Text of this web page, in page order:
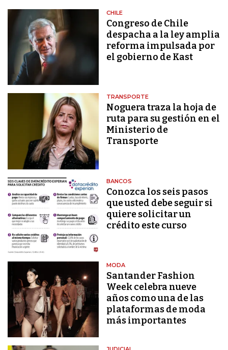
CHILE
Congreso de Chile
despacha a la ley amplia
reforma impulsada por
el gobierno de Kast
TRANSPORTE
Noguera traza la hoja de
ruta para su gestión en el
Ministerio de
Transporte
BANCOS
Conozca los seis pasos
que usted debe seguir si
quiere solicitar un
crédito este curso
MODA
Santander Fashion
Week celebra nueve
años como una de las
plataformas de moda
más importantes